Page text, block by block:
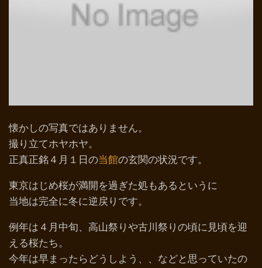
懐かしの写真ではありません。
撮り立てホヤホヤ。
正真正銘４月１日の当館の玄関の状況です。
東京はじめ桜が満開を過ぎた処もあるというに
当地は完全に冬に逆戻りです。
例年は４月中旬、高山祭りや古川祭りの頃に見頃を迎
える桜たち。
今年は早まったらどうしよう、、などと思っていたの